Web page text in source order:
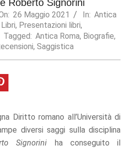
Roberto Signorini
26 Maggio 2021 In: Antica
Libri, Presentazioni libri,
Tagged: Antica Roma, Biografie,
, Saggistica
Diritto romano all’Università di
diversi saggi sulla disciplina
Signorini ha conseguito il